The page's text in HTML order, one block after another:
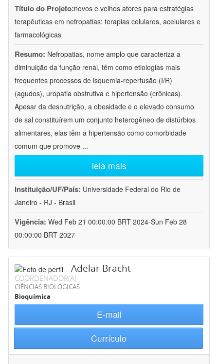
Título do Projeto:novos e velhos atores para estratégias
terapêuticas em nefropatias: terapias celulares, acelulares e
farmacológicas
Resumo: Nefropatias, nome amplo que caracteriza a
diminuição da função renal, têm como etiologias mais
frequentes processos de isquemia-reperfusão (I/R)
(agudos), uropatia obstrutiva e hipertensão (crônicas).
Apesar da desnutrição, a obesidade e o elevado consumo
de sal constituírem um conjunto heterogêneo de distúrbios
alimentares, elas têm a hipertensão como comorbidade
comum que promove ...
leia mais
Instituição/UF/País: Universidade Federal do Rio de
Janeiro - RJ - Brasil
Vigência: Wed Feb 21 00:00:00 BRT 2024-Sun Feb 28
00:00:00 BRT 2027
Adelar Bracht
COORDENADOR(A)
CIÊNCIAS BIOLÓGICAS
Bioquímica
E-mail
Currículo